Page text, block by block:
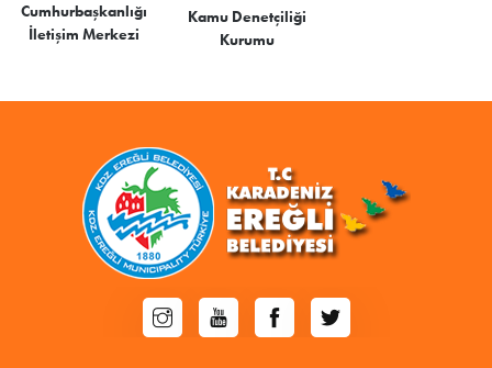
Cumhurbaşkanlığı
İletişim Merkezi
Kamu Denetçiliği
Kurumu